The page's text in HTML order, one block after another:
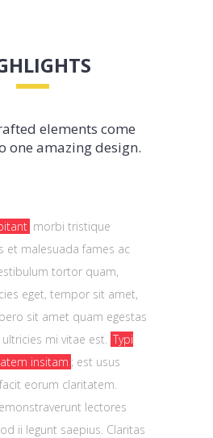
elements come
one amazing design.
morbi tristique
et malesuada fames ac
tortor quam,
eget, tempor sit amet,
sit amet quam egestas
mi vitae est. Typi
insitam ; est usus
eorum claritatem.
lectores
ii legunt saepius. Claritas